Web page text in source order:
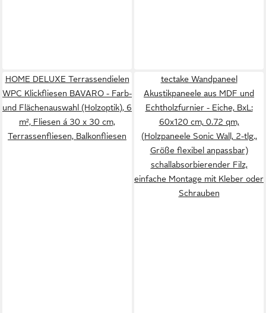
HOME DELUXE Terrassendielen
WPC Klickfliesen BAVARO - Farb-
und Flächenauswahl (Holzoptik), 6
m², Fliesen á 30 x 30 cm,
Terrassenfliesen, Balkonfliesen
tectake Wandpaneel
Akustikpaneele aus MDF und
Echtholzfurnier - Eiche, BxL:
60x120 cm, 0.72 qm,
(Holzpaneele Sonic Wall, 2-tlg.,
Größe flexibel anpassbar)
schallabsorbierender Filz,
einfache Montage mit Kleber oder
Schrauben